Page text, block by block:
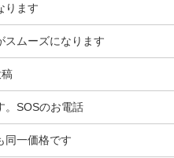
ります
スムーズになります
。SOSのお電話
同一価格です